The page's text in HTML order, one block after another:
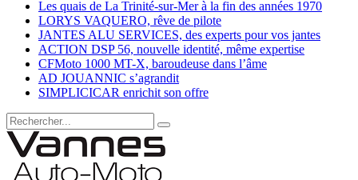
Les quais de La Trinité-sur-Mer à la fin des années 1970
LORYS VAQUERO, rêve de pilote
JANTES ALU SERVICES, des experts pour vos jantes
ACTION DSP 56, nouvelle identité, même expertise
CFMoto 1000 MT-X, baroudeuse dans l’âme
AD JOUANNIC s’agrandit
SIMPLICICAR enrichit son offre